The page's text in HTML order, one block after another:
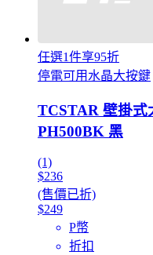
任選1件享95折
停電可用水晶大按鍵
TCSTAR 壁掛式
PH500BK 黑
(1)
$236
(售價已折)
$249
P幣
折扣